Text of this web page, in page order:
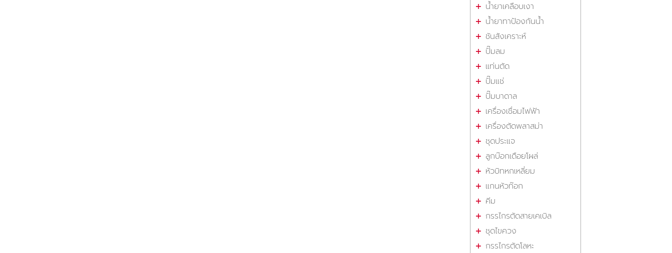
น้ำยาเคลือบเงา
น้ำยาทาป้องกันน้ำ
ชันสังเคราะห์
ปั๊มลม
แท่นตัด
ปั๊มแช่
ปั๊มบาดาล
เครื่องเชื่อมไฟฟ้า
เครื่องตัดพลาสม่า
ชุดประแจ
ลูกบ๊อกเดือยโผล่
หัวบิทหกเหลี่ยม
แกนหัวท๊อก
คีม
กรรไกรตัดสายเคเบิล
ชุดไขควง
กรรไกรตัดโลหะ